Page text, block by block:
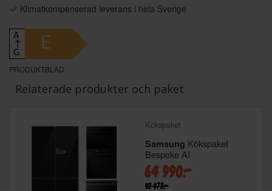
Klimatkompenserad leverans i hela Sverige
A
↑
G
E
PRODUKTBLAD
Relaterade produkter och paket
Kökspaket
Samsung Kökspaket
Bespoke AI
64 990:-
92 473:-